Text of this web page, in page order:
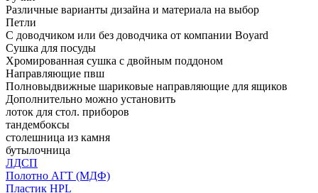
Различные варианты дизайна и материала на выбор
Петли
С доводчиком или без доводчика от компании Boyard
Сушка для посуды
Хромированная сушка с двойным поддоном
Направляющие пвш
Полновыдвижные шариковые направляющие для ящиков
Дополнительно можно установить
лоток для стол. приборов
тандембоксы
столешница из камня
бутылочница
ЛДСП
Полотно АГТ (МДФ)
Пластик HPL